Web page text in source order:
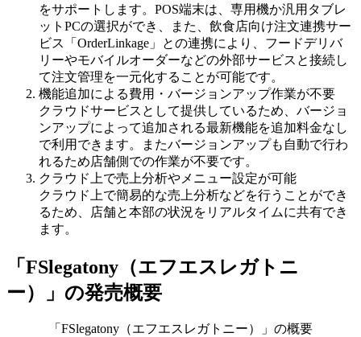
をサポートします。POS端末は、専用機か汎用タブレ
ットPCの選択ができ、また、飲食店向け注文連携サー
ビス「OrderLinkage」との連携により、フードデリバ
リーやモバイルオーダーなどの外部サービスと接続し
て注文管理を一元化することが可能です。
機能追加による費用・バージョンアップ作業が不要
クラウドサービスとして提供しているため、バージョ
ンアップによって追加される最新機能を追加料金なし
で利用できます。またバージョンアップも自動で行わ
れるため店舗側での作業が不要です。
クラウド上で売上分析やメニュー設定が可能
クラウド上で簡易的な売上分析などを行うことができ
るため、店舗と本部の状況をリアルタイムに共有でき
ます。
「FSlegatony（エフエスレガトニ
ー）」の発売概要
「FSlegatony（エフエスレガトニー）」の概要